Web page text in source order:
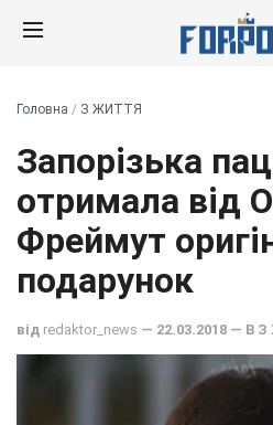
Головна / З ЖИТТЯ
Запорізька
отримала від
Фреймут
подарунок
від redaktor_news — 22.03.2018 — В З